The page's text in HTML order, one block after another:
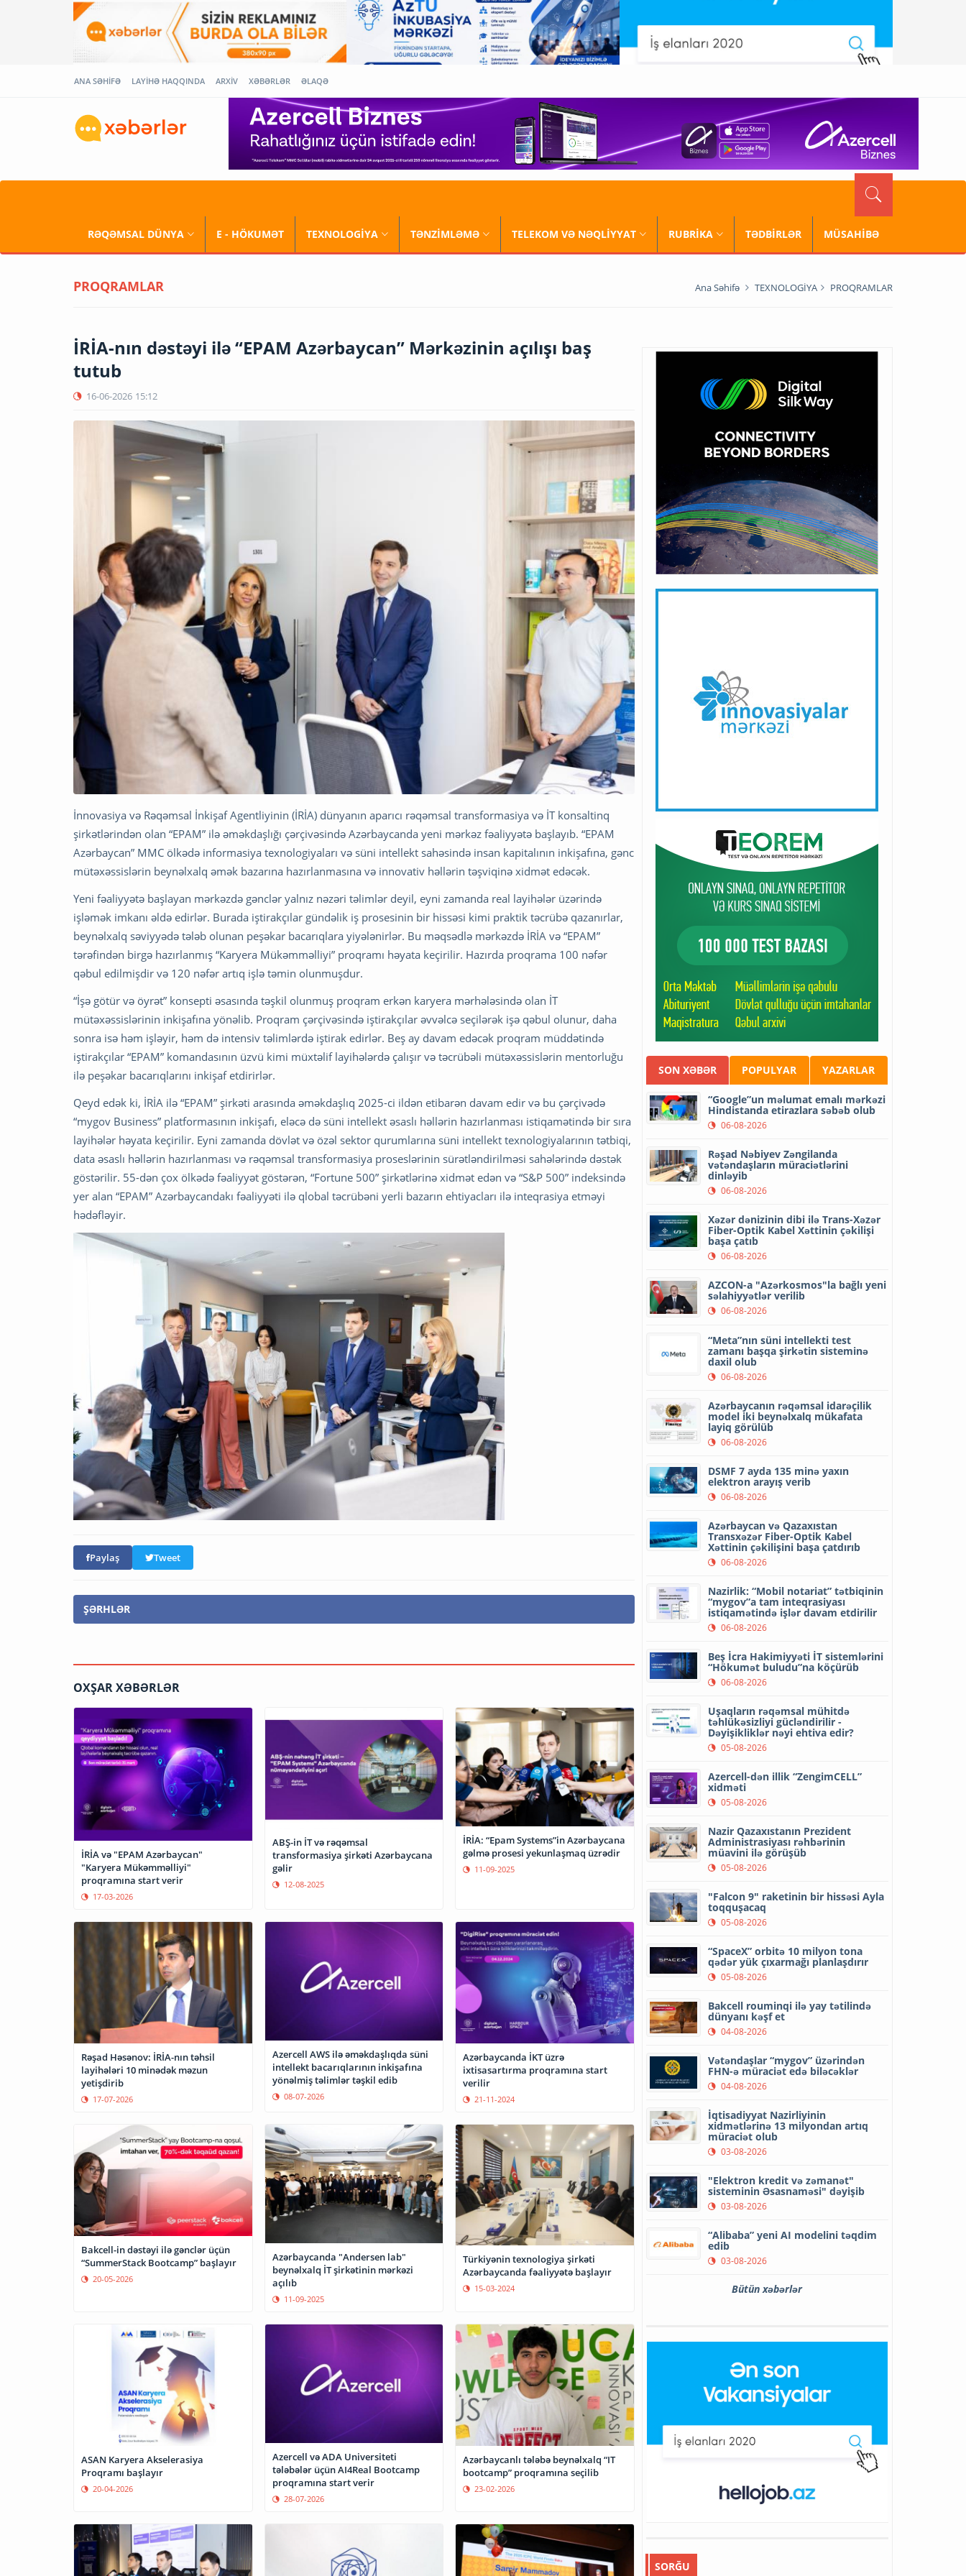
ANA SƏHİFƏ LAYİHƏ HAQQINDA ARXİV XƏBƏRLƏR ƏLAQƏ
RƏQƏMSAL DÜNYA E - HÖKUMƏT TEXNOLOGİYA TƏNZİMLƏMƏ TELEKOM VƏ NƏQLİYYAT RUBRİKA TƏDBİRLƏR MÜSAHİBƏ
PROQRAMLAR Ana Səhifə TEXNOLOGİYA PROQRAMLAR
İRİA-nın dəstəyi ilə “EPAM Azərbaycan” Mərkəzinin açılışı baş
tutub
16-06-2026 15:12
İnnovasiya və Rəqəmsal İnkişaf Agentliyinin (İRİA) dünyanın aparıcı rəqəmsal transformasiya və İT konsaltinq
şirkətlərindən olan “EPAM” ilə əməkdaşlığı çərçivəsində Azərbaycanda yeni mərkəz fəaliyyətə başlayıb. “EPAM
Azərbaycan” MMC ölkədə informasiya texnologiyaları və süni intellekt sahəsində insan kapitalının inkişafına, gənc
mütəxəssislərin beynəlxalq əmək bazarına hazırlanmasına və innovativ həllərin təşviqinə xidmət edəcək.
Yeni fəaliyyətə başlayan mərkəzdə gənclər yalnız nəzəri təlimlər deyil, eyni zamanda real layihələr üzərində
işləmək imkanı əldə edirlər. Burada iştirakçılar gündəlik iş prosesinin bir hissəsi kimi praktik təcrübə qazanırlar,
beynəlxalq səviyyədə tələb olunan peşəkar bacarıqlara yiyələnirlər. Bu məqsədlə mərkəzdə İRİA və “EPAM”
tərəfindən birgə hazırlanmış “Karyera Mükəmməlliyi” proqramı həyata keçirilir. Hazırda proqrama 100 nəfər
qəbul edilmişdir və 120 nəfər artıq işlə təmin olunmuşdur.
“İşə götür və öyrət” konsepti əsasında təşkil olunmuş proqram erkən karyera mərhələsində olan İT
mütəxəssislərinin inkişafına yönəlib. Proqram çərçivəsində iştirakçılar əvvəlcə seçilərək işə qəbul olunur, daha
sonra isə həm işləyir, həm də intensiv təlimlərdə iştirak edirlər. Beş ay davam edəcək proqram müddətində
iştirakçılar “EPAM” komandasının üzvü kimi müxtəlif layihələrdə çalışır və təcrübəli mütəxəssislərin mentorluğu
ilə peşəkar bacarıqlarını inkişaf etdirirlər.
Qeyd edək ki, İRİA ilə “EPAM” şirkəti arasında əməkdaşlıq 2025-ci ildən etibarən davam edir və bu çərçivədə
“mygov Business” platformasının inkişafı, eləcə də süni intellekt əsaslı həllərin hazırlanması istiqamətində bir sıra
layihələr həyata keçirilir. Eyni zamanda dövlət və özəl sektor qurumlarına süni intellekt texnologiyalarının tətbiqi,
data əsaslı həllərin hazırlanması və rəqəmsal transformasiya proseslərinin sürətləndirilməsi sahələrində dəstək
göstərilir. 55-dən çox ölkədə fəaliyyət göstərən, “Fortune 500” şirkətlərinə xidmət edən və “S&P 500” indeksində
yer alan “EPAM” Azərbaycandakı fəaliyyəti ilə qlobal təcrübəni yerli bazarın ehtiyacları ilə inteqrasiya etməyi
hədəfləyir.
Paylaş Tweet
ŞƏRHLƏR
OXŞAR XƏBƏRLƏR
İRİA və "EPAM Azərbaycan"
"Karyera Mükəmməlliyi"
proqramına start verir
17-03-2026
ABŞ-in İT və rəqəmsal
transformasiya şirkəti Azərbaycana
gəlir
12-08-2025
İRİA: “Epam Systems”in Azərbaycana
gəlmə prosesi yekunlaşmaq üzrədir
11-09-2025
Rəşad Həsənov: İRİA-nın təhsil
layihələri 10 minədək məzun
yetişdirib
17-07-2026
Azercell AWS ilə əməkdaşlıqda süni
intellekt bacarıqlarının inkişafına
yönəlmiş təlimlər təşkil edib
08-07-2026
Azərbaycanda İKT üzrə
ixtisasartırma proqramına start
verilir
21-11-2024
Bakcell-in dəstəyi ilə gənclər üçün
“SummerStack Bootcamp” başlayır
20-05-2026
Azərbaycanda "Andersen lab"
beynəlxalq İT şirkətinin mərkəzi
açılıb
11-09-2025
Türkiyənin texnologiya şirkəti
Azərbaycanda fəaliyyətə başlayır
15-03-2024
ASAN Karyera Akselerasiya
Proqramı başlayır
20-04-2026
Azercell və ADA Universiteti
tələbələr üçün AI4Real Bootcamp
proqramına start verir
28-07-2026
Azərbaycanlı tələbə beynəlxalq “IT
bootcamp” proqramına seçilib
23-02-2026
SON XƏBƏR POPULYAR YAZARLAR
“Google”un məlumat emalı mərkəzi
Hindistanda etirazlara səbəb olub
06-08-2026
Rəşad Nəbiyev Zəngilanda
vətəndaşların müraciətlərini
dinləyib
06-08-2026
Xəzər dənizinin dibi ilə Trans-Xəzər
Fiber-Optik Kabel Xəttinin çəkilişi
başa çatıb
06-08-2026
AZCON-a "Azərkosmos"la bağlı yeni
səlahiyyətlər verilib
06-08-2026
“Meta”nın süni intellekti test
zamanı başqa şirkətin sisteminə
daxil olub
06-08-2026
Azərbaycanın rəqəmsal idarəçilik
model iki beynəlxalq mükafata
layiq görülüb
06-08-2026
DSMF 7 ayda 135 minə yaxın
elektron arayış verib
06-08-2026
Azərbaycan və Qazaxıstan
Transxəzər Fiber-Optik Kabel
Xəttinin çəkilişini başa çatdırıb
06-08-2026
Nazirlik: “Mobil notariat” tətbiqinin
“mygov”a tam inteqrasiyası
istiqamətində işlər davam etdirilir
06-08-2026
Beş İcra Hakimiyyəti İT sistemlərini
“Hökumət buludu”na köçürüb
06-08-2026
Uşaqların rəqəmsal mühitdə
təhlükəsizliyi gücləndirilir -
Dəyişikliklər nəyi ehtiva edir?
05-08-2026
Azercell-dən illik “ZengimCELL”
xidməti
05-08-2026
Nazir Qazaxıstanın Prezident
Administrasiyası rəhbərinin
müavini ilə görüşüb
05-08-2026
"Falcon 9" raketinin bir hissəsi Ayla
toqquşacaq
05-08-2026
“SpaceX” orbitə 10 milyon tona
qədər yük çıxarmağı planlaşdırır
05-08-2026
Bakcell rouminqi ilə yay tətilində
dünyanı kəşf et
04-08-2026
Vətəndaşlar “mygov” üzərindən
FHN-ə müraciət edə biləcəklər
04-08-2026
İqtisadiyyat Nazirliyinin
xidmətlərinə 13 milyondan artıq
müraciət olub
03-08-2026
"Elektron kredit və zəmanət"
sisteminin Əsasnaməsi" dəyişib
03-08-2026
“Alibaba” yeni AI modelini təqdim
edib
03-08-2026
Bütün xəbərlər
SORĞU